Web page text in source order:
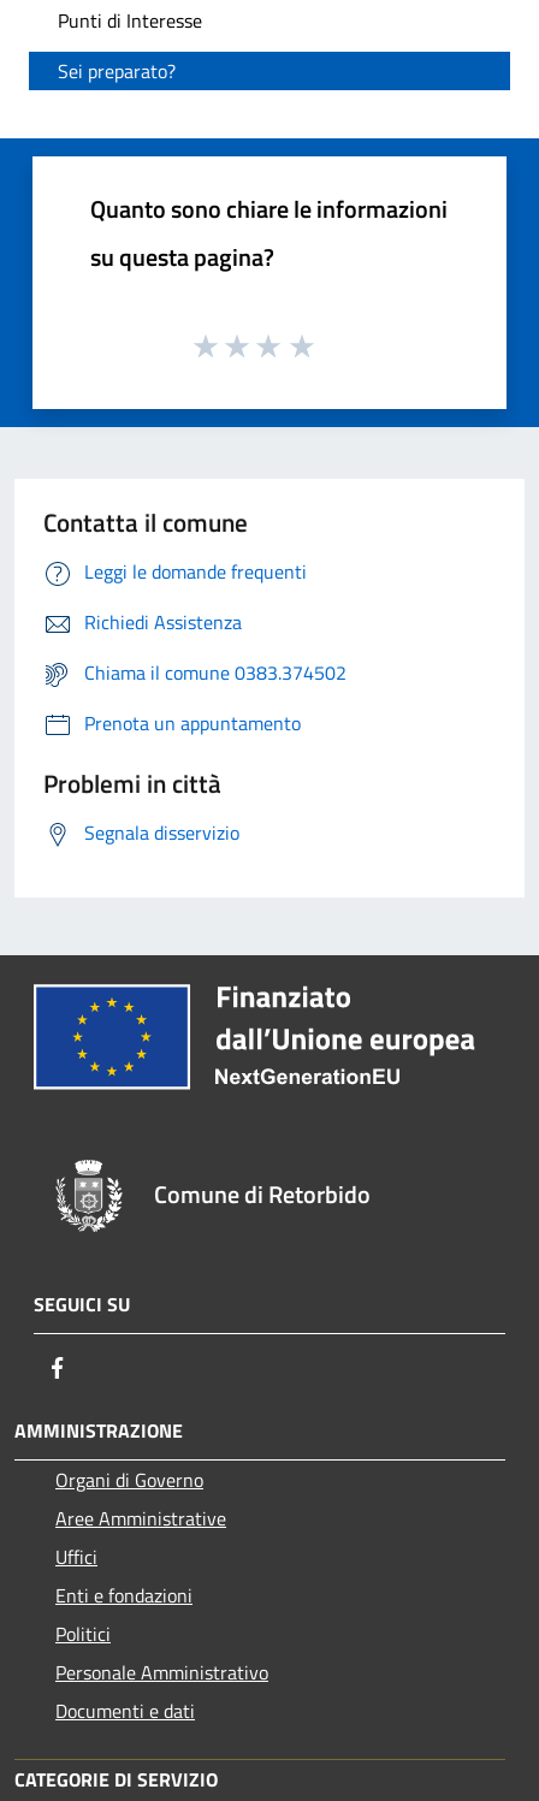
Punti di Interesse
Sei preparato?
Quanto sono chiare le informazioni
su questa pagina?
Contatta il comune
Leggi le domande frequenti
Richiedi Assistenza
Chiama il comune 0383.374502
Prenota un appuntamento
Problemi in città
Segnala disservizio
Comune di Retorbido
SEGUICI SU
AMMINISTRAZIONE
Organi di Governo
Aree Amministrative
Uffici
Enti e fondazioni
Politici
Personale Amministrativo
Documenti e dati
CATEGORIE DI SERVIZIO